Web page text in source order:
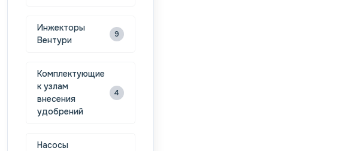
Инжекторы
Вентури
9
Комплектующие
к узлам
внесения
удобрений
4
Насосы